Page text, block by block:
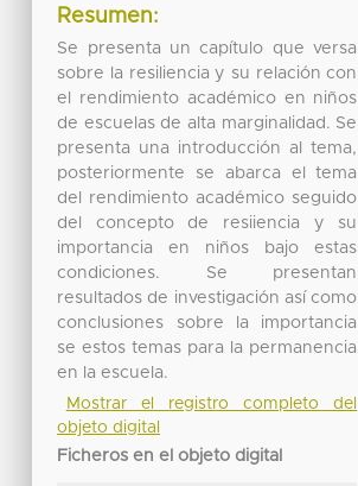
Resumen:
Se presenta un capítulo que versa
sobre la resiliencia y su relación con
el rendimiento académico en niños
de escuelas de alta marginalidad. Se
presenta una introducción al tema,
posteriormente se abarca el tema
del rendimiento académico seguido
del concepto de resiiencia y su
importancia en niños bajo estas
condiciones. Se presentan
resultados de investigación así como
conclusiones sobre la importancia
se estos temas para la permanencia
en la escuela.
Mostrar el registro completo del
objeto digital
Ficheros en el objeto digital